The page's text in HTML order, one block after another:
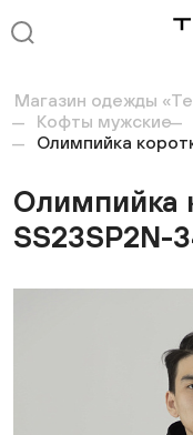
Магазин одежды
Кофты мужские
Олимпийка
Олимпийка
SS23SP2N-